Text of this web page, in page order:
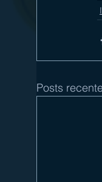
Posts